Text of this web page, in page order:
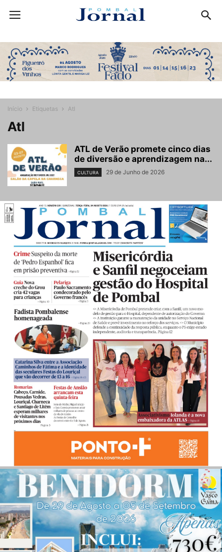
Início Etiquetas Atl
Atl
ATL de Verão promete cinco dias
de diversão e aprendizagem na...
CULTURA 29 de Junho de 2026